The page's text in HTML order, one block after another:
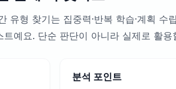
유형 찾기는 집중력·반복 학습·계획 수
트예요. 단순 판단이 아니라 실제로 활
분석 포인트